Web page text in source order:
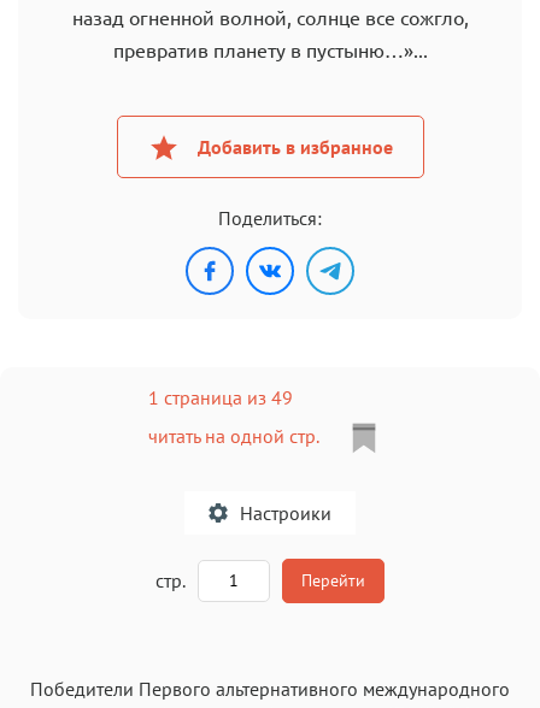
назад огненной волной, солнце все сожгло,
превратив планету в пустыню…»...
Добавить в избранное
Поделиться:
1 страница из 49
читать на одной стр.
Настроики
стр. Перейти
Победители Первого альтернативного международного